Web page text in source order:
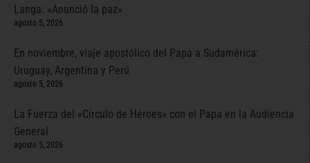
Langa: «Anunció la paz»
agosto 5, 2026
En noviembre, viaje apostólico del Papa a Sudamérica:
Uruguay, Argentina y Perú
agosto 5, 2026
La Fuerza del «Círculo de Héroes» con el Papa en la Audiencia
General
agosto 5, 2026